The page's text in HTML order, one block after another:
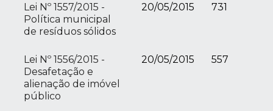
Lei Nº 1557/2015 -
Política municipal
de resíduos sólidos
20/05/2015 731
Lei Nº 1556/2015 -
Desafetação e
alienação de imóvel
público
20/05/2015 557